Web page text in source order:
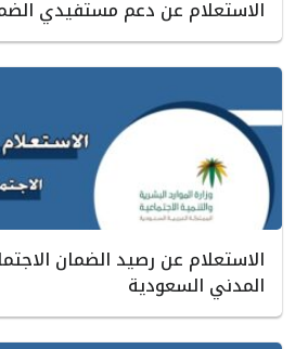
الاستعلام عن دعم مستفيدي
الاستعلام عن رصيد الضمان
المدني السعودية